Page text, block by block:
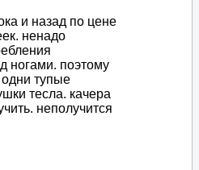
и назад по цене
ненадо
ногами. поэтому
одни тупые
тесла. качера
неполучится